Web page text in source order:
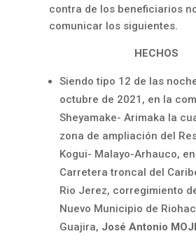
contra de los beneficiarios
comunicar los siguientes.
HECHOS
Siendo tipo 12 de las
octubre de 2021, en la
Sheyamake- Arimaka la
zona de ampliación del
Kogui- Malayo-Arhauco,
Carretera troncal del
Rio Jerez, corregimiento
Nuevo Municipio de
Guajira, José Antonio